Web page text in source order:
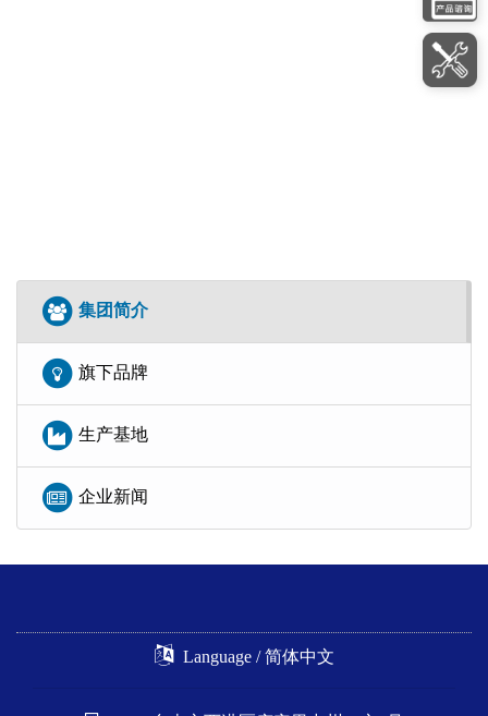
集团简介
旗下品牌
生产基地
企业新闻
Language / 简体中文